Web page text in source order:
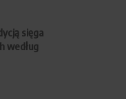
sięga
według